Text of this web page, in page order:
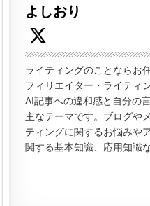
よしおり
ライティングのことならお
フィリエイター・ライティ
AI記事への違和感と自分の
主なテーマです。ブログや
ティングに関するお悩みや
関する基本知識、応用知識